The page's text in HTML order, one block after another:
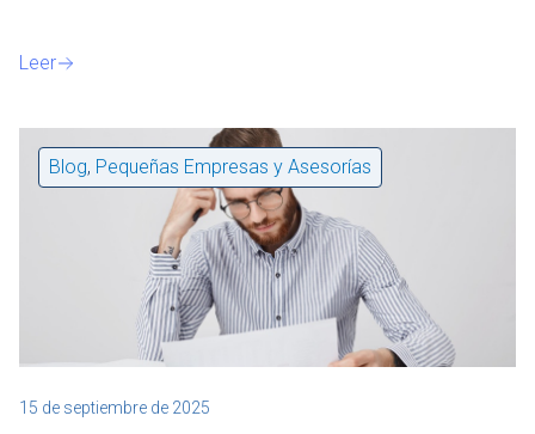
Leer
Blog, Pequeñas Empresas y Asesorías
15 de septiembre de 2025